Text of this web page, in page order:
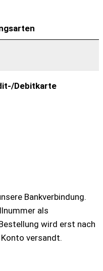
Bankverbindung.
als
wird erst nach
versandt.